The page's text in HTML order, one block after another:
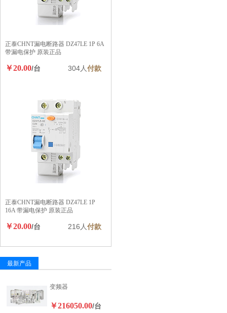
正泰CHNT漏电断路器 DZ47LE 1P 6A
带漏电保护 原装正品
￥20.00/台 304人付款
正泰CHNT漏电断路器 DZ47LE 1P
16A 带漏电保护 原装正品
￥20.00/台 216人付款
最新产品
变频器
￥216050.00/台